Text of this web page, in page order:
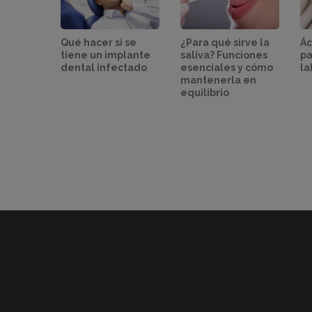
Qué hacer si se
tiene un implante
dental infectado
¿Para qué sirve la
saliva? Funciones
esenciales y cómo
mantenerla en
equilibrio